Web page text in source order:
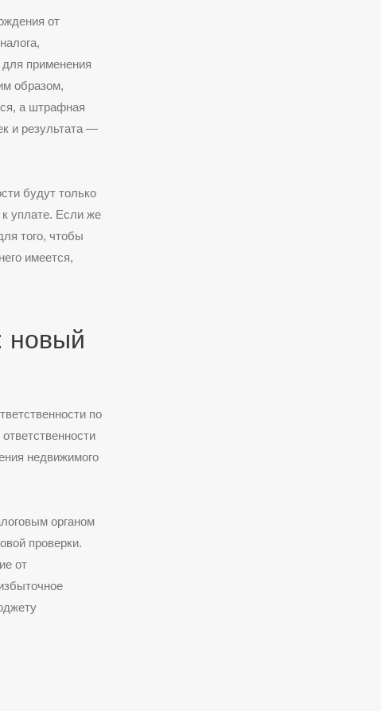
от
применения
образом,
а штрафная
и результата —
будут только
к уплате. Если же
того, чтобы
имеется,
новый
по
недвижимого
органом
проверки.
от